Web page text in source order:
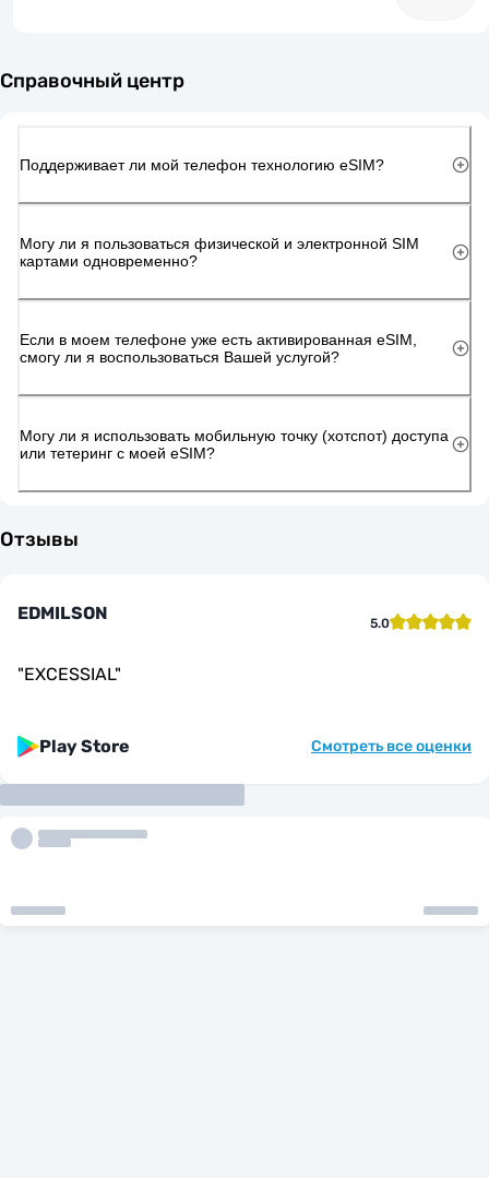
Справочный центр
Поддерживает ли мой телефон технологию eSIM?
Могу ли я пользоваться физической и электронной SIM
картами одновременно?
Если в моем телефоне уже есть активированная eSIM,
смогу ли я воспользоваться Вашей услугой?
Могу ли я использовать мобильную точку (хотспот) доступа
или тетеринг с моей eSIM?
Отзывы
EDMILSON 5.0
"EXCESSIAL"
Play Store Смотреть все оценки